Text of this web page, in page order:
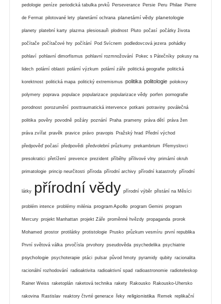
pedologie peníze periodická tabulka prvků Perseverance Persie Peru Philae Pierre
de Fermat pilotované lety planetární ochrana planetární vědy planetologie
planety platební karty plazma plesiosauři plodnost Pluto počasí počátky života
počítače počítačové hry počítání Pod Svícnem podledovcová jezera pohádky
pohlaví pohlavní dimorfismus pohlavní rozmnožování Pokec s Pátečníky pokusy na
lidech polární oblasti polární výzkum polární záře politická geografie politická
korektnost politická mapa politický extremismus politika politologie polokovy
polymery poprava populace popularizace popularizace vědy porfen pornografie
porodnost porozumění posttraumatická intervence potkani potraviny poválečná
politika pověry povodně požáry poznání Praha prameny práva dětí práva žen
práva zvířat pravěk pravice právo pravopis Pražský hrad Přední východ
předpověď počasí předpovědi předvolební průzkumy prekambrium Přemyslovci
presokratici přetížení prevence prezident příběhy přílivové vlny primární okruh
primatologie princip neurčitosti příroda přírodní archivy přírodní katastrofy přírodní
látky přírodní vědy přírodní výběr přistání na Měsíci
problém intence problémy milénia program Apollo program Gemini program
Mercury projekt Manhattan projekt Záře proměnné hvězdy propaganda prorok
Mohamed prostor protilátky protistologie Prusko průzkum vesmíru první republika
První světová válka prvočísla prvohory pseudověda psychedelika psychiatrie
psychologie psychoterapie ptáci pulsar původ hmoty pyramidy qubity racionalita
racionální rozhodování radioaktivita radioaktivní spad radioastronomie radioteleskop
Rainer Weiss raketoplán raketová technika rakety Rakousko Rakousko-Uhersko
rakovina Rastislav reaktory čtvrté generace řeky religionistika Remek replikační